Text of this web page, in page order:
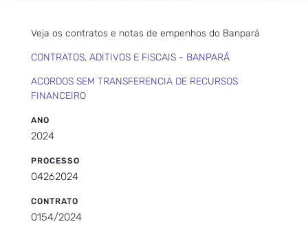
Veja os contratos e notas de empenhos do Banpará
CONTRATOS, ADITIVOS E FISCAIS - BANPARÁ
ACORDOS SEM TRANSFERENCIA DE RECURSOS
FINANCEIRO
ANO
2024
PROCESSO
04262024
CONTRATO
0154/2024